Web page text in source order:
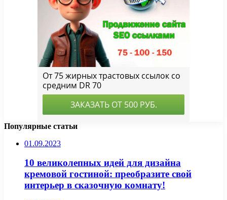
Популярные статьи
01.09.2023
10 великолепных идей для дизайна
кремовой гостиной: преобразите свой
интерьер в сказочную комнату!